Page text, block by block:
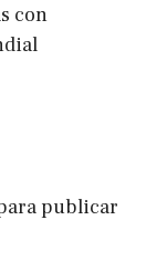
con
publicar